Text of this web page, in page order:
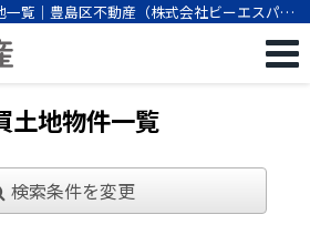
覧｜豊島区不動産（株式会社ビーエスパー
土地物件一覧
検索条件を変更